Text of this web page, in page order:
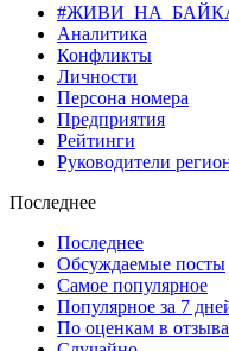
Аналитика
Конфликты
Личности
Персона номера
Предприятия
Рейтинги
Руководители
Последнее
Последнее
Обсуждаемые посты
Самое популярное
Популярное за 7
По оценкам в